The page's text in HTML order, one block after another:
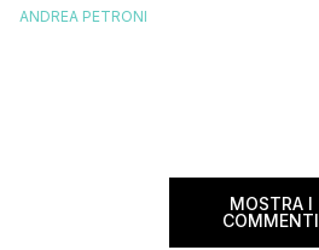
centro durante i caldi pomeriggi o le
ANDREA PETRONI
MOSTRA I
COMMENTI